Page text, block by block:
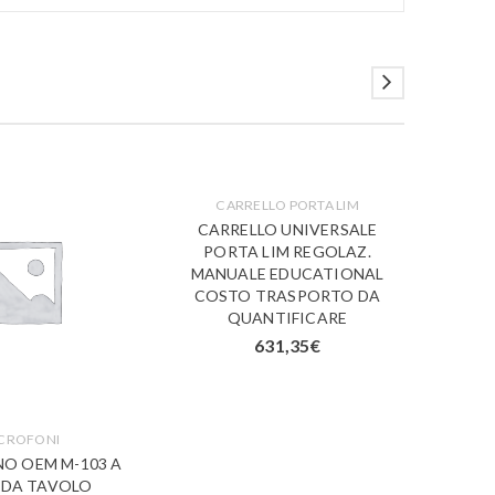
OEM M-103 A
TAVOLO
CARRELLO PORTA LIM
CARRELLO UNIVERSALE
PORTA LIM REGOLAZ.
MANUALE EDUCATIONAL
COSTO TRASPORTO DA
QUANTIFICARE
631,35€